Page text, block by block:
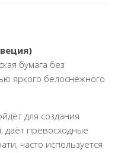
бумага без
яркого белоснежного
для создания
даёт превосходные
часто используется